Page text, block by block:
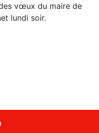
vœux du maire de
lundi soir.